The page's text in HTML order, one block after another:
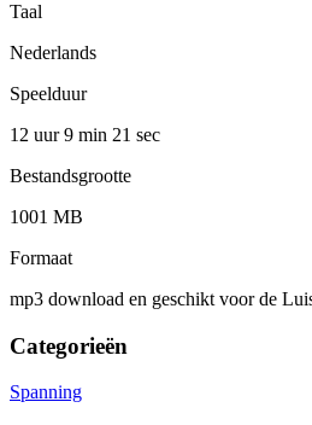
Taal
Nederlands
Speelduur
12 uur 9 min 21 sec
Bestandsgrootte
1001 MB
Formaat
mp3 download en geschikt voor de
Categorieën
Spanning